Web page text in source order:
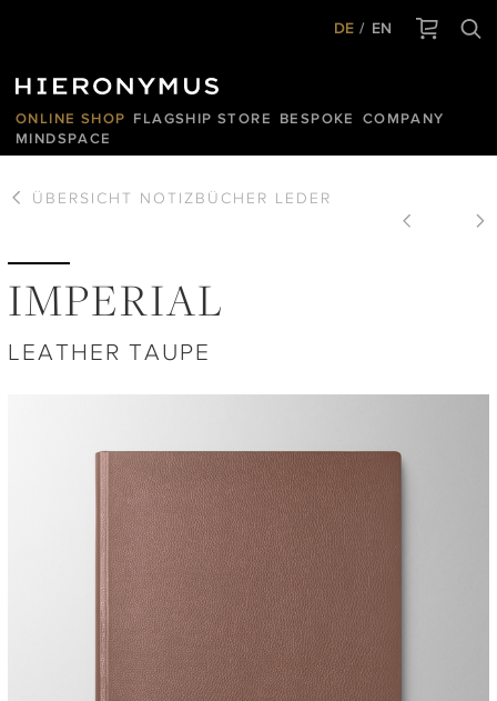
DE EN
ONLINE SHOP FLAGSHIP STORE BESPOKE
COMPANY
MINDSPACE
ÜBERSICHT NOTIZBÜCHER LEDER
IMPERIAL
LEATHER TAUPE